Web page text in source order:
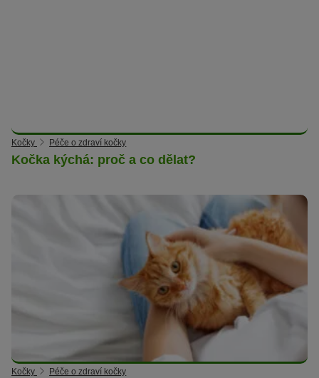
Kočky Péče o zdraví kočky
Kočka kýchá: proč a co dělat?
Kočky Péče o zdraví kočky